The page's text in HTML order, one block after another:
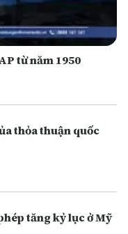
từ năm 1950
thỏa thuận quốc
tăng kỷ lục ở Mỹ